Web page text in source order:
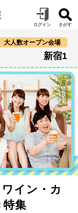
大人数オープン会場
新宿1
イン・カ
特集